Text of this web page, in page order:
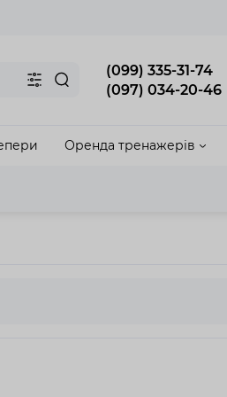
(099) 335-31-74
(097) 034-20-46
Оренда тренажерів